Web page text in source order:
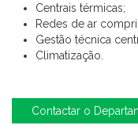
Centrais térmicas;
Redes de ar
Gestão técnica
Climatização.
Contactar o